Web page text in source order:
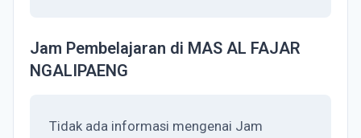
Jam Pembelajaran di MAS AL FAJAR
NGALIPAENG
Tidak ada informasi mengenai Jam